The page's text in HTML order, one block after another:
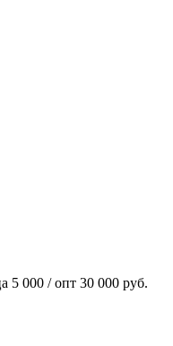
5 000 / опт 30 000 руб.